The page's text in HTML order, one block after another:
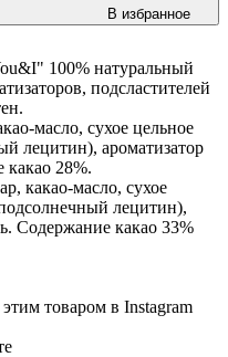
В избранное
100% натуральный
подсластителей
масло, сухое цельное
лецитин), ароматизатор
28%.
какао-масло, сухое
лецитин),
Содержание какао 33%
товаром в Instagram